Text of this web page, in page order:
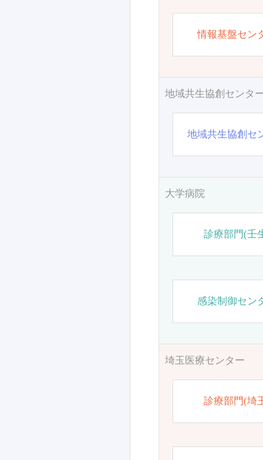
情報基盤セン
地域共生協創センタ
地域共生協創セ
大学病院
診療部門(壬
感染制御セン
埼玉医療センター
診療部門(埼